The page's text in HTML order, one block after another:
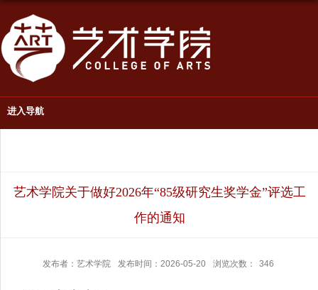
进入导航
艺术学院关于做好2026年“85级研究生奖学金”评选工
作的通知
发布者：艺术学院 发布时间：2026-05-20 浏览次数： 346